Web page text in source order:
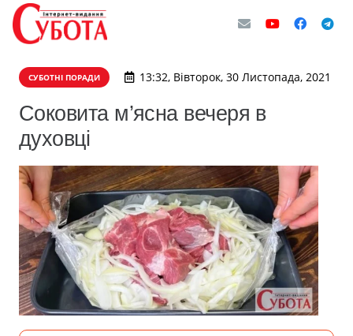
СУБОТНІ ПОРАДИ 13:32, Вівторок, 30 Листопада, 2021
Соковита м’ясна вечеря в
духовці